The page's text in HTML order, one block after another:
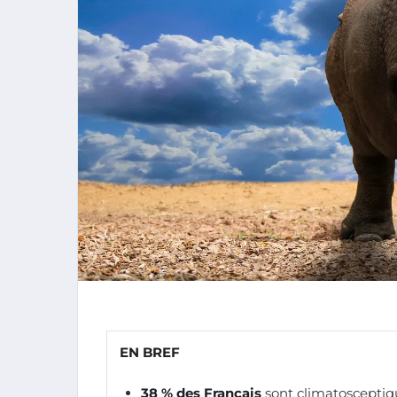
EN BREF
38 % des Français sont